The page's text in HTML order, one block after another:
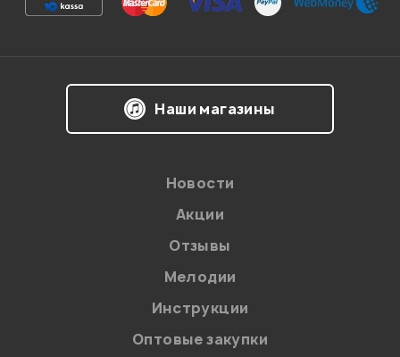
Наши магазины
Новости
Акции
Отзывы
Мелодии
Инструкции
Оптовые закупки